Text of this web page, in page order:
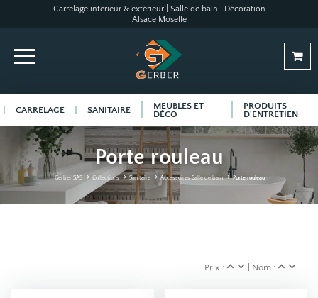
Carrelage intérieur & extérieur | Salle de bain | Décoration
Alsace Moselle
CARRELAGE SANITAIRE
MEUBLES ET
DÉCO
PRODUITS
D'ENTRETIEN
Porte rouleau
Gerber SAS Collections Sanitaire Accessoires Salle de bain Porte rouleau
Prix : | Nom :